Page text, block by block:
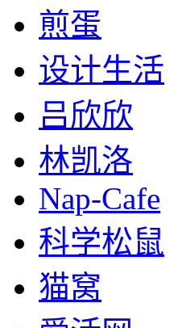
煎蛋
设计生活
吕欣欣
林凯洛
Nap-Cafe
科学松鼠
猫窝